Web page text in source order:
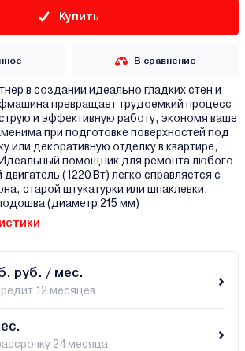
Купить
В сравнение
в создании идеально гладких стен и
превращает трудоемкий процесс
и эффективную работу, экономя ваше
при подготовке поверхностей под
или декоративную отделку в квартире,
помощник для ремонта любого
(1220 Вт) легко справляется с
старой штукатурки или шпаклевки.
(диаметр 215 мм)
руб. / мес.
12 месяцев
24 месяца